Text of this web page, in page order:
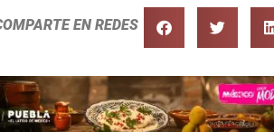
EN REDES